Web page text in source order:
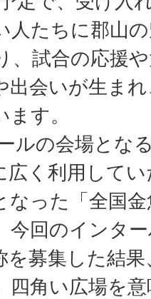
人たちに郡山
、試合の応援
出会いが生ま
す。
ルの会場とな
広く利用して
なった「全国
今回のインタ
を募集した結
四角い広場を